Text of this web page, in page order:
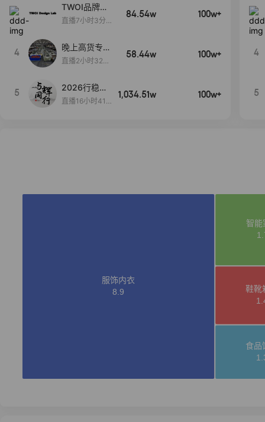
TWOI品牌直
播间新款上
直播7小时3分5
84.54w 100w+
4
晚上高货专场
大放漏
直播2小时32分
58.44w 100w+
5
2026行稳致
远
直播16小时41
1,034.51w 100w+
4
5